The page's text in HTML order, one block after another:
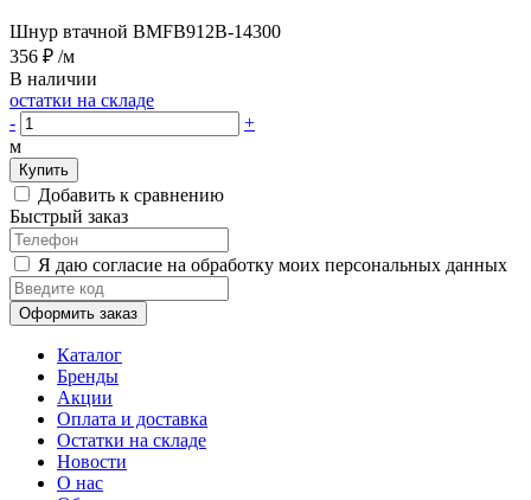
Шнур втачной BMFB912B-14300
356 ₽ /м
В наличии
остатки на складе
-
+
м
Купить
Добавить к сравнению
Быстрый заказ
Я даю согласие на обработку моих персональных данных
Оформить заказ
Каталог
Бренды
Акции
Оплата и доставка
Остатки на складе
Новости
О нас